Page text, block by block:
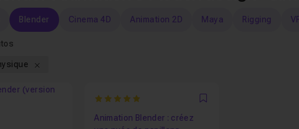
Blender Cinema 4D Animation 2D Maya Rigging
(version
5 Favori
Animation Blender : créez